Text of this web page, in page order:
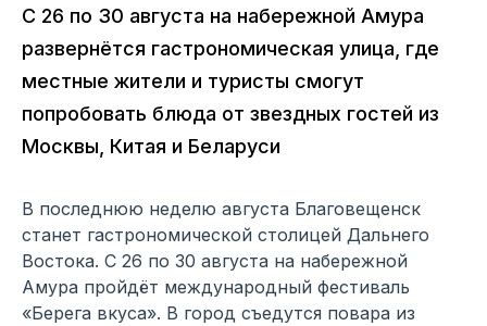
С 26 по 30 августа на набережной Амура
развернётся гастрономическая улица, где
местные жители и туристы смогут
попробовать блюда от звездных гостей из
Москвы, Китая и Беларуси
В последнюю неделю августа Благовещенск
станет гастрономической столицей Дальнего
Востока. С 26 по 30 августа на набережной
Амура пройдёт международный фестиваль
«Берега вкуса». В город съедутся повара из